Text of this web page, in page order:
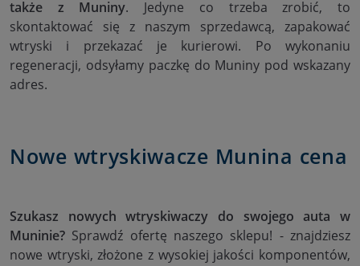
także z Muniny. Jedyne co trzeba zrobić, to
skontaktować się z naszym sprzedawcą, zapakować
wtryski i przekazać je kurierowi. Po wykonaniu
regeneracji, odsyłamy paczkę do Muniny pod wskazany
adres.
Nowe wtryskiwacze Munina cena
Szukasz nowych wtryskiwaczy do swojego auta w
Muninie? Sprawdź ofertę naszego sklepu! - znajdziesz
nowe wtryski, złożone z wysokiej jakości komponentów,